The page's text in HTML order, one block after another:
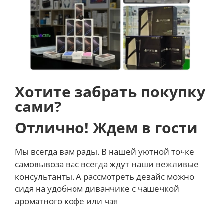
Хотите забрать покупку
сами?
Отлично! Ждем в гости
Мы всегда вам рады. В нашей уютной точке
самовывоза вас всегда ждут наши вежливые
консультанты. А рассмотреть девайс можно
сидя на удобном диванчике с чашечкой
ароматного кофе или чая